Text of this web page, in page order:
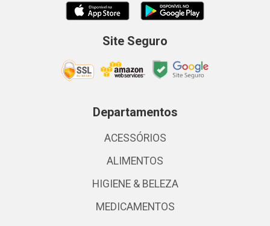
Site Seguro
Departamentos
ACESSÓRIOS
ALIMENTOS
HIGIENE & BELEZA
MEDICAMENTOS